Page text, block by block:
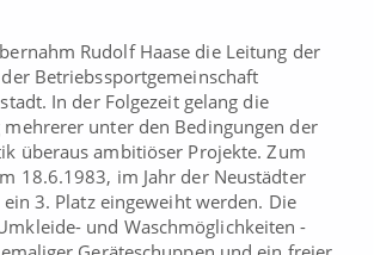
Rudolf Haase die Leitung der
Betriebssportgemeinschaft
In der Folgezeit gelang die
unter den Bedingungen der
überaus ambitiöser Projekte. Zum
18.6.1983, im Jahr der Neustädter
ein 3. Platz eingeweiht werden. Die
und Waschmöglichkeiten -